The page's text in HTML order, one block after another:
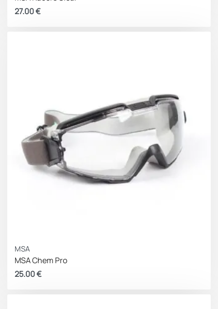
27.00€
MSA
MSA Chem Pro
25.00€